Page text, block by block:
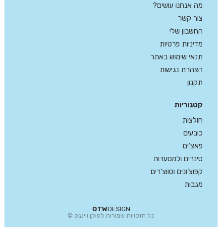
קטגוריות
חולצות
כובעים
פאצ’ים
סינרים ולמסעדות
קפוצ’ונים וסווצ’רים
מגבות
OTWDESIGN
כל הזכויות שמורות לטוקן ווינגס ©
מה אנחנו עושים?
צור קשר
החשבון שלי
מדיניות פרטיות
תנאי שימוש באתר
הצהרת נגישות
תקנון